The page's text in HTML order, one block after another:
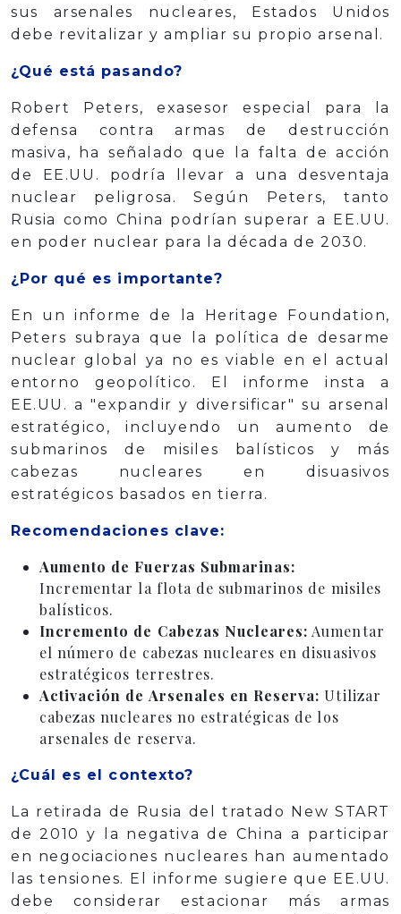
sus arsenales nucleares, Estados Unidos
debe revitalizar y ampliar su propio arsenal.
¿Qué está pasando?
Robert Peters, exasesor especial para la
defensa contra armas de destrucción
masiva, ha señalado que la falta de acción
de EE.UU. podría llevar a una desventaja
nuclear peligrosa. Según Peters, tanto
Rusia como China podrían superar a EE.UU.
en poder nuclear para la década de 2030.
¿Por qué es importante?
En un informe de la Heritage Foundation,
Peters subraya que la política de desarme
nuclear global ya no es viable en el actual
entorno geopolítico. El informe insta a
EE.UU. a "expandir y diversificar" su arsenal
estratégico, incluyendo un aumento de
submarinos de misiles balísticos y más
cabezas nucleares en disuasivos
estratégicos basados en tierra.
Recomendaciones clave:
Aumento de Fuerzas Submarinas:
Incrementar la flota de submarinos de misiles
balísticos.
Incremento de Cabezas Nucleares: Aumentar
el número de cabezas nucleares en disuasivos
estratégicos terrestres.
Activación de Arsenales en Reserva: Utilizar
cabezas nucleares no estratégicas de los
arsenales de reserva.
¿Cuál es el contexto?
La retirada de Rusia del tratado New START
de 2010 y la negativa de China a participar
en negociaciones nucleares han aumentado
las tensiones. El informe sugiere que EE.UU.
debe considerar estacionar más armas